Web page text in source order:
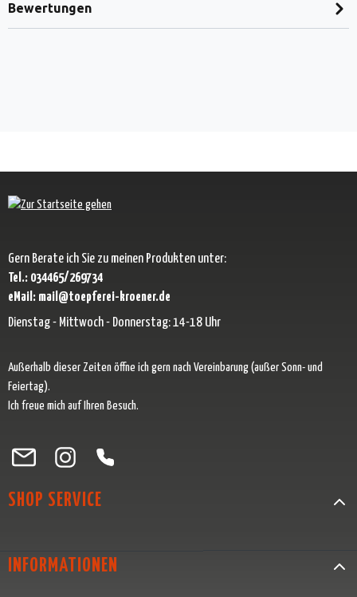
Bewertungen
Gern Berate ich Sie zu meinen Produkten unter:
Tel.: 034465/269734
eMail: mail@toepferei-kroener.de
Dienstag - Mittwoch - Donnerstag: 14-18 Uhr
Außerhalb dieser Zeiten öffne ich gern nach Vereinbarung (außer Sonn- und
Feiertag).
Ich freue mich auf Ihren Besuch.
Besuche uns auf Facebook – öffnet in neuem Tab (externer Link)
Schau auf Instagram vorbei – öffnet in neuem Tab (externer Link)
Lass dich auf Pinterest inspirieren – öffnet in neuem Tab
Folge uns auf X – öffnet in neuem Tab (externer Link)
SHOP SERVICE
INFORMATIONEN